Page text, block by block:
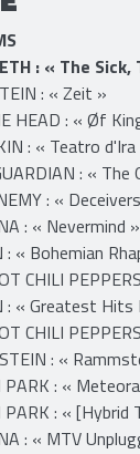
: « The
: « Zeit »
HEAD : « Øf
: « Teatro d'Ira -
: « The
: «
: « Nevermind »
: « Bohemian
CHILI
: « Greatest Hits
CHILI
: «
: «